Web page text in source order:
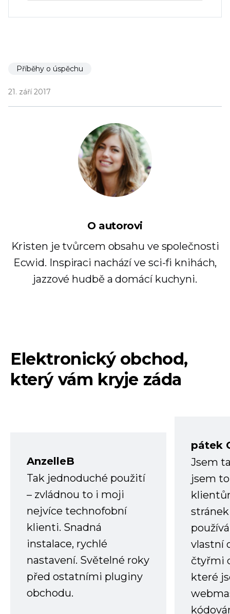
Příběhy o úspěchu
21. září 2017
O autorovi
Kristen je tvůrcem obsahu ve společnosti
Ecwid. Inspiraci nachází ve sci-fi knihách,
jazzové hudbě a domácí kuchyni.
Elektronický obchod,
který vám kryje záda
AnzelleB
Tak jednoduché použití
– zvládnou to i moji
nejvíce technofobní
klienti. Snadná
instalace, rychlé
nastavení. Světelné roky
před ostatními pluginy
obchodu.
pátek
Jsem
jsem
vlastní
čtyřmi
které